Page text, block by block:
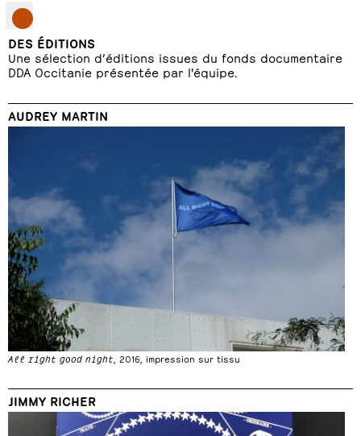
DES ÉDITIONS
Une sélection d’éditions issues du fonds documentaire
DDA Occitanie présentée par l'équipe.
AUDREY MARTIN
All right good night , 2016, impression sur tissu
JIMMY RICHER